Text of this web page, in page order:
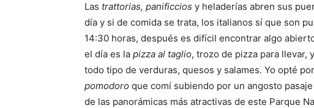
Las trattorias, panificcios y heladerías abren sus
día y si de comida se trata, los italianos sí que son
14:30 horas, después es difícil encontrar algo
el día es la pizza al taglio, trozo de pizza para llevar,
todo tipo de verduras, quesos y salames. Yo opté
pomodoro que comí subiendo por un angosto
de las panorámicas más atractivas de este Parque